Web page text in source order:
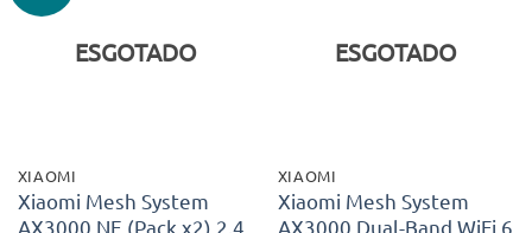
ESGOTADO
XIAOMI
Xiaomi Mesh System
AX3000 NE (Pack x2) 2,4
ESGOTADO
XIAOMI
Xiaomi Mesh System
AX3000 Dual-Band WiFi 6